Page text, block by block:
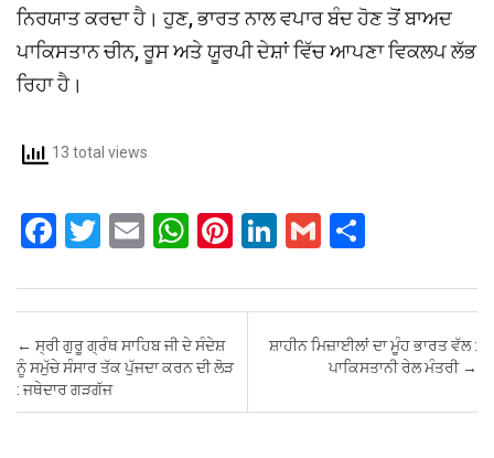
ਨਿਰਯਾਤ ਕਰਦਾ ਹੈ। ਹੁਣ, ਭਾਰਤ ਨਾਲ ਵਪਾਰ ਬੰਦ ਹੋਣ ਤੋਂ ਬਾਅਦ
ਪਾਕਿਸਤਾਨ ਚੀਨ, ਰੂਸ ਅਤੇ ਯੂਰਪੀ ਦੇਸ਼ਾਂ ਵਿੱਚ ਆਪਣਾ ਵਿਕਲਪ ਲੱਭ
ਰਿਹਾ ਹੈ।
13 total views
F
ce
b
o
o
T
tt
er
E
ail
W
at
s
A
p
Pi
er
t
Li
ke
dI
G
ail ar
e
Post navigation
← ਸ੍ਰੀ ਗੁਰੂ ਗ੍ਰੰਥ ਸਾਹਿਬ ਜੀ ਦੇ ਸੰਦੇਸ਼
ਨੂੰ ਸਮੁੱਚੇ ਸੰਸਾਰ ਤੱਕ ਪੁੱਜਦਾ ਕਰਨ ਦੀ ਲੋੜ
: ਜਥੇਦਾਰ ਗੜਗੱਜ
ਸ਼ਾਹੀਨ ਮਿਜ਼ਾਈਲਾਂ ਦਾ ਮੂੰਹ ਭਾਰਤ ਵੱਲ :
ਪਾਕਿਸਤਾਨੀ ਰੇਲ ਮੰਤਰੀ →